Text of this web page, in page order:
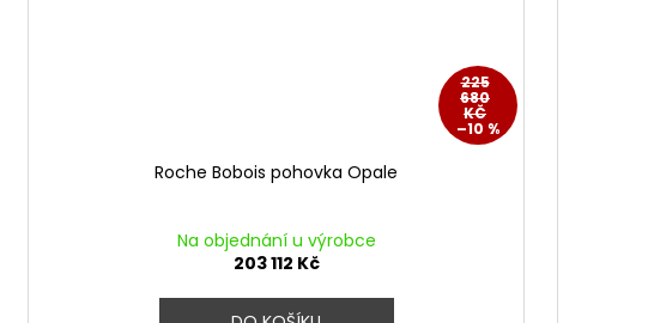
225
680
KČ
–10 %
Roche Bobois pohovka Opale
Na objednání u výrobce
203 112 Kč